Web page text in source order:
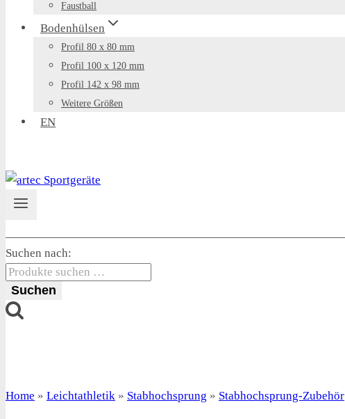
Faustball
Bodenhülsen
Profil 80 x 80 mm
Profil 100 x 120 mm
Profil 142 x 98 mm
Weitere Größen
EN
Suchen nach:
Suchen
Home » Leichtathletik » Stabhochsprung » Stabhochsprung-Zubehör